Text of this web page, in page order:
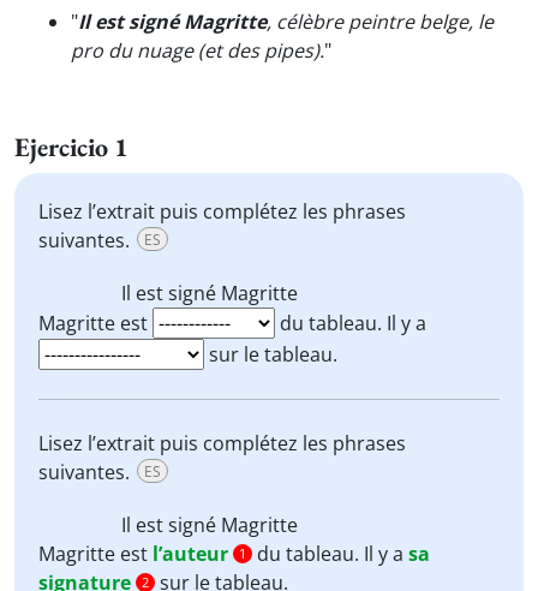
"Il est signé Magritte, célèbre peintre belge, le
pro du nuage (et des pipes)."
Ejercicio 1
Lisez l’extrait puis complétez les phrases
suivantes.
ES
Il est signé Magritte
Magritte est
du tableau. Il y a
sur le tableau.
Lisez l’extrait puis complétez les phrases
suivantes.
ES
Il est signé Magritte
Magritte est l’auteur 1 du tableau. Il y a sa
signature 2 sur le tableau.